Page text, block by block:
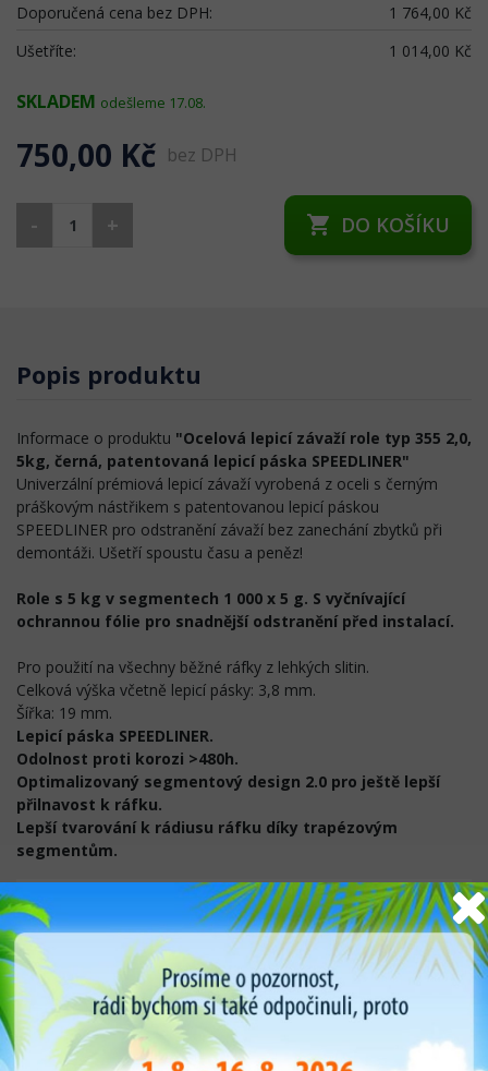
Doporučená cena bez DPH:
1 764,00 Kč
Ušetříte:
1 014,00 Kč
SKLADEM odešleme 17.08.
750,00 Kč bez DPH
- + shopping_cart DO KOŠÍKU
Popis produktu
Informace o produktu "Ocelová lepicí závaží role typ 355 2,0,
5kg, černá, patentovaná lepicí páska SPEEDLINER"
Univerzální prémiová lepicí závaží vyrobená z oceli s černým
práškovým nástřikem s patentovanou lepicí páskou
SPEEDLINER pro odstranění závaží bez zanechání zbytků při
demontáži. Ušetří spoustu času a peněz!
Role s 5 kg v segmentech 1 000 x 5 g. S vyčnívající
ochrannou fólie pro snadnější odstranění před instalací.
Pro použití na všechny běžné ráfky z lehkých slitin.
Celková výška včetně lepicí pásky: 3,8 mm.
Šířka: 19 mm.
Lepicí páska SPEEDLINER.
Odolnost proti korozi >480h.
Optimalizovaný segmentový design 2.0 pro ještě lepší
přilnavost k ráfku.
Lepší tvarování k rádiusu ráfku díky trapézovým
segmentům.